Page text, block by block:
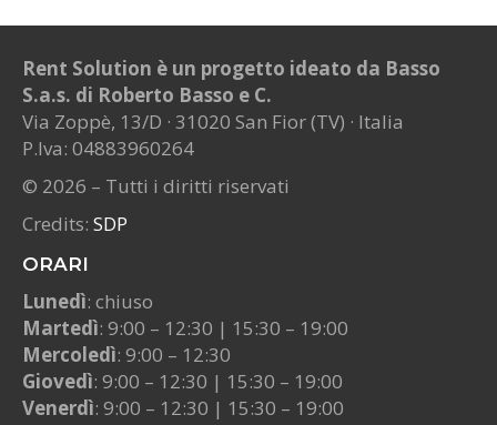
Rent Solution è un progetto ideato da Basso
S.a.s. di Roberto Basso e C.
Via Zoppè, 13/D · 31020 San Fior (TV) · Italia
P.Iva: 04883960264
© 2026 – Tutti i diritti riservati
Credits: SDP
ORARI
Lunedì: chiuso
Martedì: 9:00 – 12:30 | 15:30 – 19:00
Mercoledì: 9:00 – 12:30
Giovedì: 9:00 – 12:30 | 15:30 – 19:00
Venerdì: 9:00 – 12:30 | 15:30 – 19:00